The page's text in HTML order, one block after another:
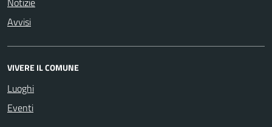
Avvisi
VIVERE IL COMUNE
Luoghi
Eventi